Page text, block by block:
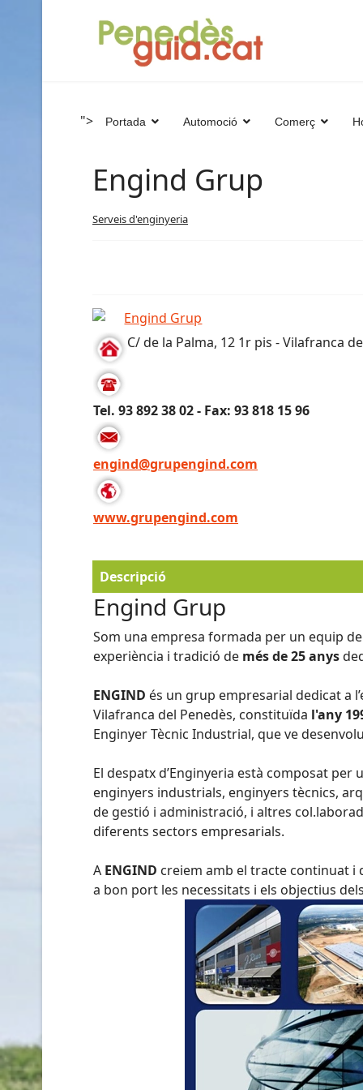
"> Portada Automoció Comerç
Engind Grup
Serveis d'enginyeria
C/ de la Palma, 12 1r pis - Vilafranca
Tel. 93 892 38 02 - Fax: 93 818 15 96
engind@grupengind.com
www.grupengind.com
Descripció
Engind Grup
Som una empresa formada per un equip
experiència i tradició de més de 25 anys
ENGIND és un grup empresarial dedicat a
Vilafranca del Penedès, constituïda l'any
Enginyer Tècnic Industrial, que ve
El despatx d’Enginyeria està composat
enginyers industrials, enginyers tècnics,
de gestió i administració, i altres
diferents sectors empresarials.
A ENGIND creiem amb el tracte continuat i
a bon port les necessitats i els objectius